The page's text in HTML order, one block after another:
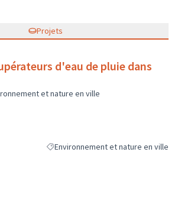
Projets
d'eau de pluie dans
et nature en ville
Filtrer les résultats de la catégorie :
Environnement et nature en ville